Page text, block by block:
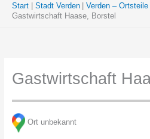
Start Stadt Verden Verden – Ortsteile
Gastwirtschaft Haase, Borstel
Gastwirtschaft
Ort unbekannt